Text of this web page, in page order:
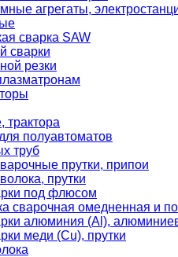
агрегаты,
сварка SAW
сварки
резки
трактора
полуавтоматов
труб
прутки, припои
прутки
под флюсом
сварочная омедненная и
алюминия (Al),
меди (Cu), прутки